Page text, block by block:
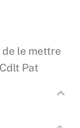
le mettre
Pat